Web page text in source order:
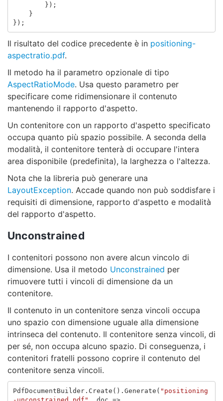
});
}
});
Il risultato del codice precedente è in positioning-
aspectratio.pdf.
Il metodo ha il parametro opzionale di tipo
AspectRatioMode. Usa questo parametro per
specificare come ridimensionare il contenuto
mantenendo il rapporto d'aspetto.
Un contenitore con un rapporto d'aspetto specificato
occupa quanto più spazio possibile. A seconda della
modalità, il contenitore tenterà di occupare l'intera
area disponibile (predefinita), la larghezza o l'altezza.
Nota che la libreria può generare una
LayoutException. Accade quando non può soddisfare i
requisiti di dimensione, rapporto d'aspetto e modalità
del rapporto d'aspetto.
Unconstrained
I contenitori possono non avere alcun vincolo di
dimensione. Usa il metodo Unconstrained per
rimuovere tutti i vincoli di dimensione da un
contenitore.
Il contenuto in un contenitore senza vincoli occupa
uno spazio con dimensione uguale alla dimensione
intrinseca del contenuto. Il contenitore senza vincoli, di
per sé, non occupa alcuno spazio. Di conseguenza, i
contenitori fratelli possono coprire il contenuto del
contenitore senza vincoli.
PdfDocumentBuilder. Create (). Generate ( "positioning